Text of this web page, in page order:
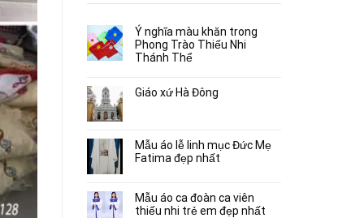
Ý nghĩa màu khăn trong
Phong Trào Thiếu Nhi
Thánh Thể
Giáo xứ Hà Đông
Mẫu áo lễ linh mục Đức Mẹ
Fatima đẹp nhất
Mẫu áo ca đoàn ca viên
thiếu nhi trẻ em đẹp nhất